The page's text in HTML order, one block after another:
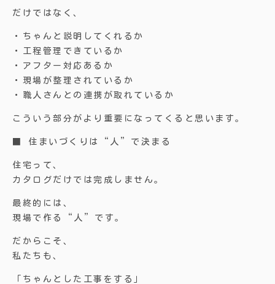
だけではなく、
・ちゃんと説明してくれるか
・工程管理できているか
・アフター対応あるか
・現場が整理されているか
・職人さんとの連携が取れているか
こういう部分がより重要になってくると思います。
■ 住まいづくりは“人”で決まる
住宅って、
カタログだけでは完成しません。
最終的には、
現場で作る“人”です。
だからこそ、
私たちも、
「ちゃんとした工事をする」